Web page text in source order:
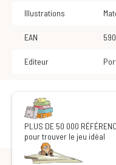
Illustrations
EAN
Editeur
PLUS DE 50 000
pour trouver le jeu idéal